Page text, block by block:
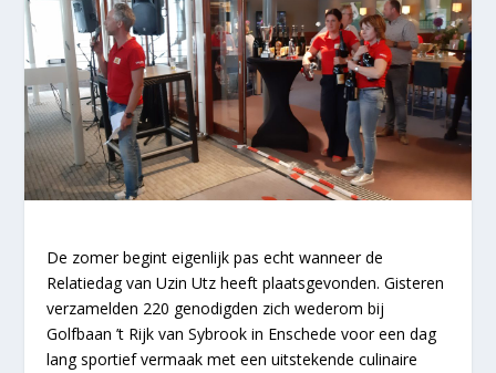
De zomer begint eigenlijk pas echt wanneer de
Relatiedag van Uzin Utz heeft plaatsgevonden. Gisteren
verzamelden 220 genodigden zich wederom bij
Golfbaan ’t Rijk van Sybrook in Enschede voor een dag
lang sportief vermaak met een uitstekende culinaire